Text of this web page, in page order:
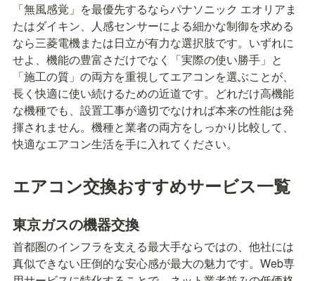
「無風感覚」を最優先するならパナソニック エオリアま
たはダイキン、人感センサーによる細かな制御を求める
なら三菱電機または日立が有力な選択肢です。いずれに
せよ、機能の豊富さだけでなく「実際の使い勝手」と
「施工の質」の両方を重視してエアコンを選ぶことが、
長く快適に使い続けるための近道です。どれだけ高機能
な機種でも、設置工事が適切でなければ本来の性能は発
揮されません。機種と業者の両方をしっかり比較して、
快適なエアコン生活を手に入れてください。
エアコン交換おすすめサービス一覧
東京ガスの機器交換
首都圏のインフラを支える最大手ならではの、他社には
真似できない圧倒的な安心感が最大の魅力です。Web専